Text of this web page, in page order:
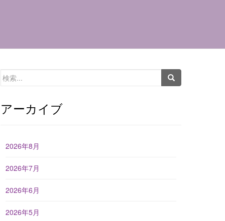
検
アーカイブ
2026年8月
2026年7月
2026年6月
2026年5月